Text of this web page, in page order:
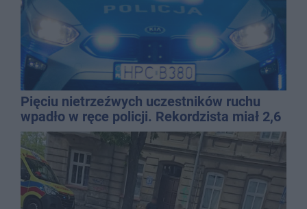
Pięciu nietrzeźwych uczestników ruchu
wpadło w ręce policji. Rekordzista miał 2,6
promila